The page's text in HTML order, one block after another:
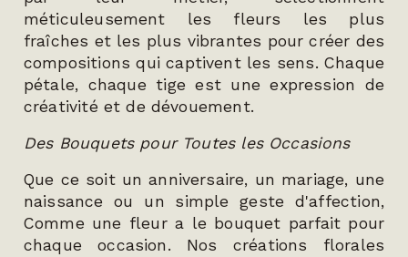
méticuleusement les fleurs les plus
fraîches et les plus vibrantes pour créer des
compositions qui captivent les sens. Chaque
pétale, chaque tige est une expression de
créativité et de dévouement.
Des Bouquets pour Toutes les Occasions
Que ce soit un anniversaire, un mariage, une
naissance ou un simple geste d'affection,
Comme une fleur a le bouquet parfait pour
chaque occasion. Nos créations florales